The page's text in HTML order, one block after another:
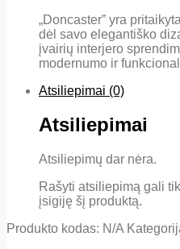
„Doncaster” yra
dėl savo elegantiško
įvairių interjero
modernumo ir
Atsiliepimai (0)
Atsiliepimai
Atsiliepimų dar nėra.
Rašyti atsiliepimą gali
įsigiję šį produktą.
Produkto kodas: N/A